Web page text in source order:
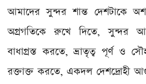
আমাদের সুন্দর শান্ত দেশটাকে
অগ্রগতিকে রুখে দিতে, সুন্দর
বাধাগ্রস্ত করতে, ভ্রাতৃত্ব পূর্ণ ও
রক্তাক্ত করতে, একদল দেশদ্রোহী